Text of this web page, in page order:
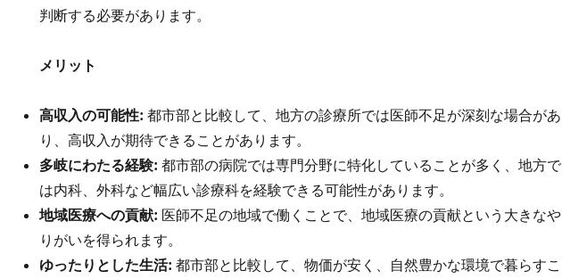
判断する必要があります。
メリット
高収入の可能性: 都市部と比較して、地方の診療所では医師不足が深刻な場合があ
り、高収入が期待できることがあります。
多岐にわたる経験: 都市部の病院では専門分野に特化していることが多く、地方で
は内科、外科など幅広い診療科を経験できる可能性があります。
地域医療への貢献: 医師不足の地域で働くことで、地域医療の貢献という大きなや
りがいを得られます。
ゆったりとした生活: 都市部と比較して、物価が安く、自然豊かな環境で暮らすこ